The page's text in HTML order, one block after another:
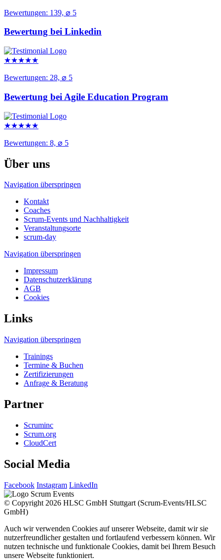
Bewertungen: 139, ⌀ 5
Bewertung bei Linkedin
★★★★★
Bewertungen: 28, ⌀ 5
Bewertung bei Agile Education Program
★★★★★
Bewertungen: 8, ⌀ 5
Über uns
Navigation überspringen
Kontakt
Coaches
Scrum-Events und Nachhaltigkeit
Veranstaltungsorte
scrum-day
Navigation überspringen
Impressum
Datenschutzerklärung
AGB
Cookies
Links
Navigation überspringen
Trainings
Termine & Buchen
Zertifizierungen
Anfrage & Beratung
Partner
Scruminc
Scrum.org
CloudCert
Social Media
Facebook Instagram LinkedIn
© Copyright 2026 HLSC GmbH Stuttgart (Scrum-Events/HLSC
GmbH)
Auch wir verwenden Cookies auf unserer Webseite, damit wir sie
nutzerfreundlicher gestalten und fortlaufend verbessern können. Wir
nutzen technische und funktionale Cookies, damit bei Ihrem Besuch
unsere Webseite funktioniert.